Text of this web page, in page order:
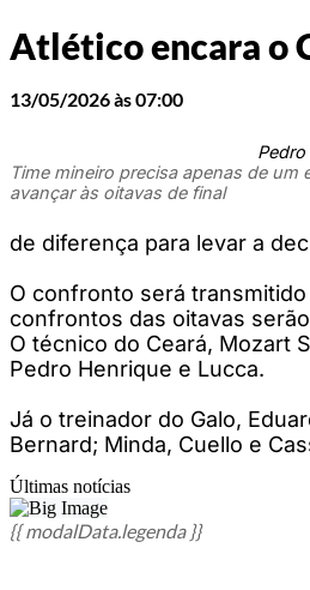
Atlético encara o
13/05/2026 às 07:00
Time mineiro precisa apenas de um
avançar às oitavas de final
de diferença para levar a
O confronto será
confrontos das oitavas
O técnico do Ceará, Mozart
Pedro Henrique e Lucca.
Já o treinador do Galo,
Bernard; Minda, Cuello e
Últimas notícias
{{ modalData.legenda }}